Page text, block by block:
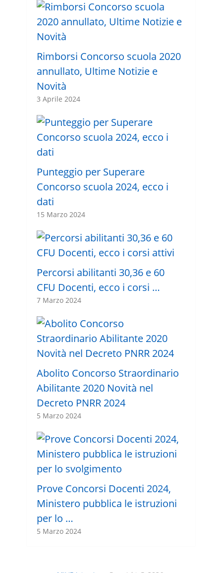
Rimborsi Concorso scuola 2020
annullato, Ultime Notizie e
Novità
3 Aprile 2024
Punteggio per Superare
Concorso scuola 2024, ecco i
dati
15 Marzo 2024
Percorsi abilitanti 30,36 e 60
CFU Docenti, ecco i corsi …
7 Marzo 2024
Abolito Concorso Straordinario
Abilitante 2020 Novità nel
Decreto PNRR 2024
5 Marzo 2024
Prove Concorsi Docenti 2024,
Ministero pubblica le istruzioni
per lo …
5 Marzo 2024